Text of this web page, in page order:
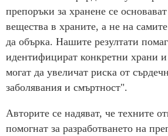
препоръки за хранене се
вещества в храните, а не на
да обърка. Нашите резултати
идентифицират конкретни храни
могат да увеличат риска от
заболявания и смъртност".
Авторите се надяват, че техните
помогнат за разработването на